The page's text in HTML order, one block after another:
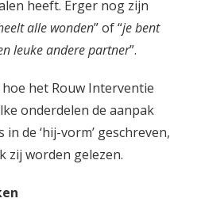
heeft. Erger nog zijn
alle wonden” of “je bent
leuke andere partner”.
het Rouw Interventie
onderdelen de aanpak
de ‘hij-vorm’ geschreven,
zij worden gelezen.